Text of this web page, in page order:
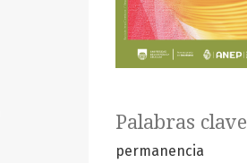
Palabras clave
permanencia